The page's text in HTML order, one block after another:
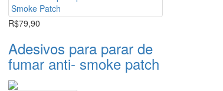
R$79,90
Adesivos para parar de
fumar anti- smoke patch